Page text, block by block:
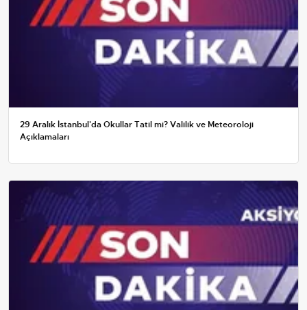
29 Aralık İstanbul'da Okullar Tatil mi? Valilik ve Meteoroloji
Açıklamaları